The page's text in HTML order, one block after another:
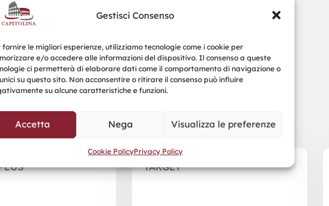
Gestisci Consenso
fornire le migliori esperienze, utilizziamo tecnologie come i cookie per
e/o accedere alle informazioni del dispositivo. Il consenso a queste
ci permetterà di elaborare dati come il comportamento di navigazione o
su questo sito. Non acconsentire o ritirare il consenso può influire
su alcune caratteristiche e funzioni.
Accetta Nega Visualizza le preferenze
Cookie PolicyPrivacy Policy
Prodotti correlati
TARGET